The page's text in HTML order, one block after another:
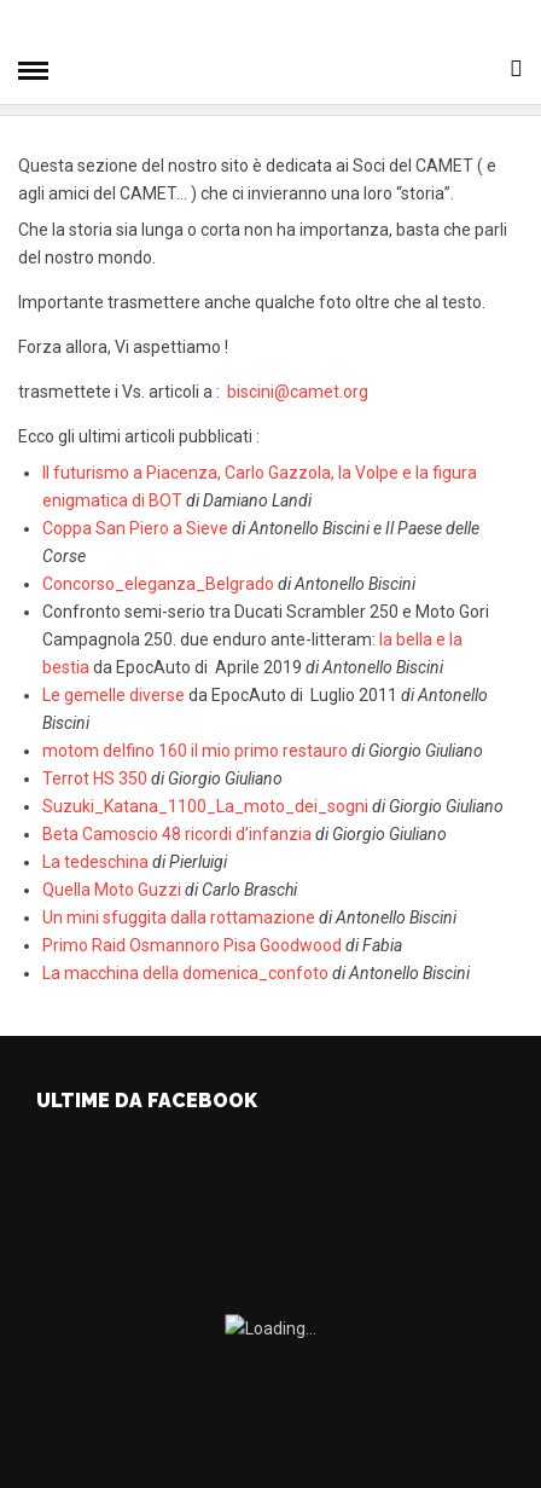
Questa sezione del nostro sito è dedicata ai Soci del CAMET ( e
agli amici del CAMET… ) che ci invieranno una loro “storia”.
Che la storia sia lunga o corta non ha importanza, basta che parli
del nostro mondo.
Importante trasmettere anche qualche foto oltre che al testo.
Forza allora, Vi aspettiamo !
trasmettete i Vs. articoli a : biscini@camet.org
Ecco gli ultimi articoli pubblicati :
Il futurismo a Piacenza, Carlo Gazzola, la Volpe e la figura
enigmatica di BOTdi Damiano Landi
Coppa San Piero a Sieve di Antonello Biscini e Il Paese delle
Corse
Concorso_eleganza_Belgrado di Antonello Biscini
Confronto semi-serio tra Ducati Scrambler 250 e Moto Gori
Campagnola 250. due enduro ante-litteram: la bella e la
bestia da EpocAuto di Aprile 2019 di Antonello Biscini
Le gemelle diverse da EpocAuto di Luglio 2011 di Antonello
Biscini
motom delfino 160 il mio primo restauro di Giorgio Giuliano
Terrot HS 350 di Giorgio Giuliano
Suzuki_Katana_1100_La_moto_dei_sogni di Giorgio Giuliano
Beta Camoscio 48 ricordi d’infanzia di Giorgio Giuliano
La tedeschina di Pierluigi
Quella Moto Guzzi di Carlo Braschi
Un mini sfuggita dalla rottamazione di Antonello Biscini
Primo Raid Osmannoro Pisa Goodwood di Fabia
La macchina della domenica_confoto di Antonello Biscini
ULTIME DA FACEBOOK